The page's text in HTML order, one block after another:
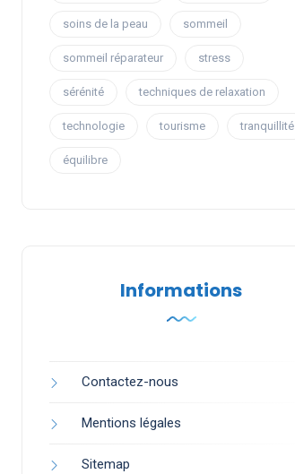
soins de la peau sommeil
sommeil réparateur stress
sérénité techniques de relaxation
technologie tourisme tranquillité
équilibre
Informations
Contactez-nous
Mentions légales
Sitemap